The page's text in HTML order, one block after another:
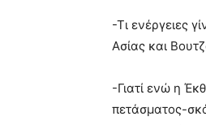
-Τι ενέργειες
Ασίας και
-Γιατί ενώ η
πετάσματος-